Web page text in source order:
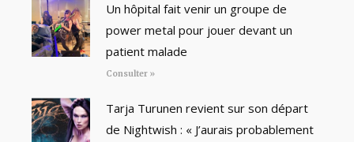
Un hôpital fait venir un groupe de
power metal pour jouer devant un
patient malade
Consulter »
Tarja Turunen revient sur son départ
de Nightwish : « J’aurais probablement